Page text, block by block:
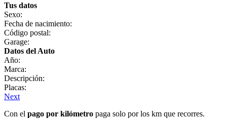
Tus datos
Sexo:
Fecha de nacimiento:
Código postal:
Garage:
Datos del Auto
Año:
Marca:
Descripción:
Placas:
Next
Con el pago por kilómetro paga solo por los km que recorres.